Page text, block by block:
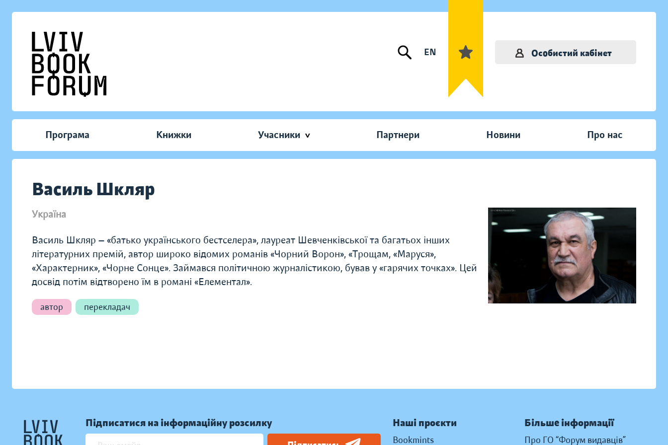
EN Особистий кабінет
Програма Книжки Учасники Партнери Новини Про нас
Василь Шкляр
Україна
Василь Шкляр — «батько українського бестселера», лауреат Шевченківської та багатьох інших
літературних премій, автор широко відомих романів «Чорний Ворон», «Трощам, «Маруся»,
«Характерник», «Чорне Сонце». Займався політичною журналістикою, бував у «гарячих точках». Цей
досвід потім відтворено їм в романі «Елементал».
автор перекладач
Підписатися на інформаційну розсилку Наші проєкти
Bookmints
Більше інформації
Про ГО “Форум видавців”